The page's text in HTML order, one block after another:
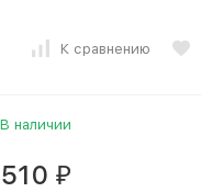
К сравнению
В наличии
₽